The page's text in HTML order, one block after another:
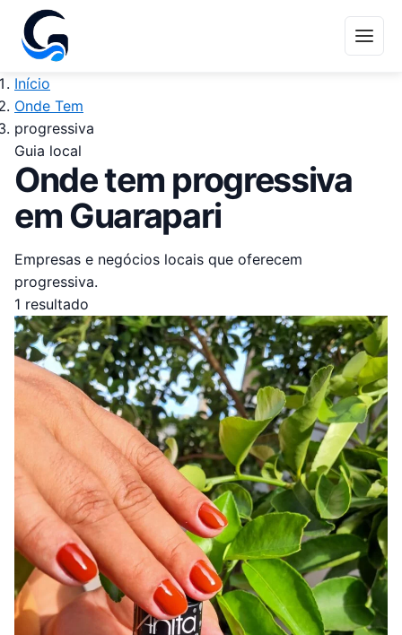
Início
Onde Tem
progressiva
Guia local
Onde tem progressiva
em Guarapari
Empresas e negócios locais que oferecem
progressiva.
1 resultado